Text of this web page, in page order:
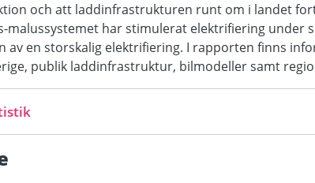
och att laddinfrastrukturen runt om i landet
malussystemet har stimulerat elektrifiering under
av en storskalig elektrifiering. I rapporten finns
publik laddinfrastruktur, bilmodeller samt